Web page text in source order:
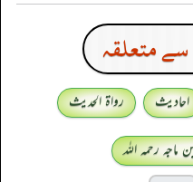
متعلقہ
احادیث
رواۃ الحدیث
رحمہ اللہ